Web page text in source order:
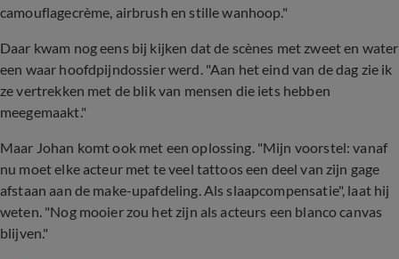
camouflagecrème, airbrush en stille wanhoop."
Daar kwam nog eens bij kijken dat de scènes met zweet en water
een waar hoofdpijndossier werd. "Aan het eind van de dag zie ik
ze vertrekken met de blik van mensen die iets hebben
meegemaakt."
Maar Johan komt ook met een oplossing. "Mijn voorstel: vanaf
nu moet elke acteur met te veel tattoos een deel van zijn gage
afstaan aan de make-upafdeling. Als slaapcompensatie", laat hij
weten. "Nog mooier zou het zijn als acteurs een blanco canvas
blijven."